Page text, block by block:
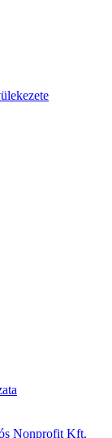
Nonprofit Kft.